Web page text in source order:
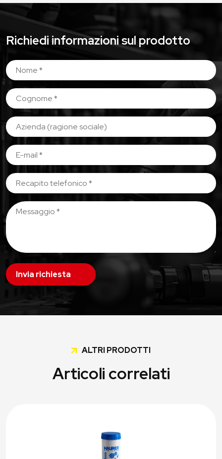
Richiedi informazioni sul prodotto
Invia richiesta
ALTRI PRODOTTI
Articoli correlati